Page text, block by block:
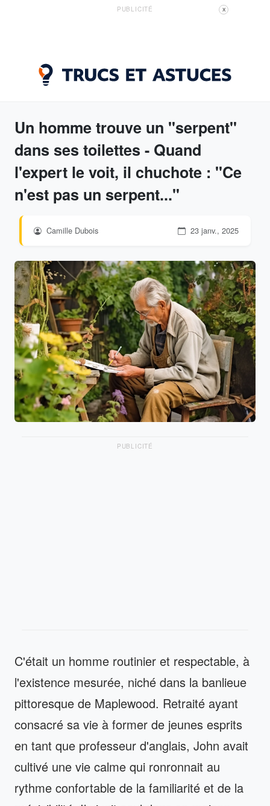
PUBLICITÉ X
Un homme trouve un "serpent"
dans ses toilettes - Quand
l'expert le voit, il chuchote : "Ce
n'est pas un serpent..."
Camille Dubois 23 janv., 2025
PUBLICITÉ
C'était un homme routinier et respectable, à
l'existence mesurée, niché dans la banlieue
pittoresque de Maplewood. Retraité ayant
consacré sa vie à former de jeunes esprits
en tant que professeur d'anglais, John avait
cultivé une vie calme qui ronronnait au
rythme confortable de la familiarité et de la